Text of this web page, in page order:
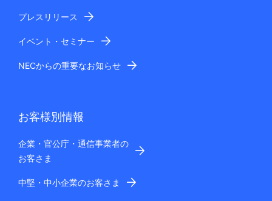
プレスリリース
イベント・セミナー
NECからの重要なお知らせ
お客様別情報
企業・官公庁・通信事業者の
お客さま
中堅・中小企業のお客さま